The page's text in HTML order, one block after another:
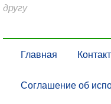
другу
Главная
Соглашение об